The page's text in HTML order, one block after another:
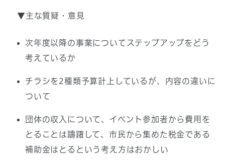
▼主な質疑・意見
次年度以降の事業についてステップアップをどう
考えているか
チラシを2種類予算計上しているが、内容の違いに
ついて
団体の収入について、イベント参加者から費用を
とることは躊躇して、市民から集めた税金である
補助金はとるという考え方はおかしい